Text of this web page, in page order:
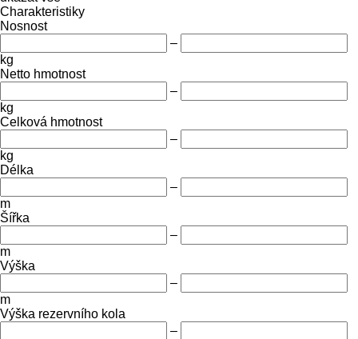
Charakteristiky
Nosnost
–
kg
Netto hmotnost
–
kg
Celková hmotnost
–
kg
Délka
–
m
Šířka
–
m
Výška
–
m
Výška rezervního kola
–